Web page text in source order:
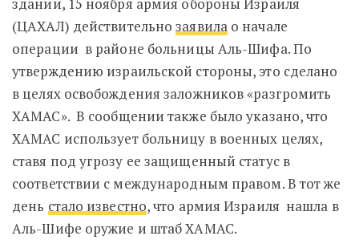
здании, 15 ноября армия обороны Израиля
(ЦАХАЛ) действительнозаявилао начале
операции в районе больницы Аль-Шифа. По
утверждению израильской стороны, это сделано
в целях освобождения заложников «разгромить
ХАМАС».В сообщении также было указано, что
ХАМАС использует больницу в военных целях,
ставя под угрозу ее защищенный статус в
соответствии с международным правом. В тот же
день стало известно, что армия Израиля нашла в
Аль-Шифе оружие и штаб ХАМАС.